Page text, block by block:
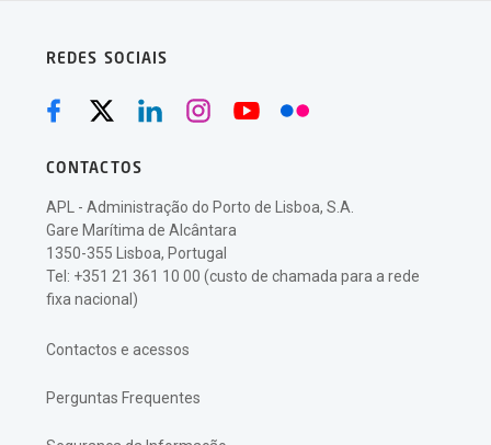
REDES SOCIAIS
CONTACTOS
APL - Administração do Porto de Lisboa, S.A.
Gare Marítima de Alcântara
1350-355 Lisboa, Portugal
Tel: +351 21 361 10 00 (custo de chamada para a rede
fixa nacional)
Contactos e acessos
Perguntas Frequentes